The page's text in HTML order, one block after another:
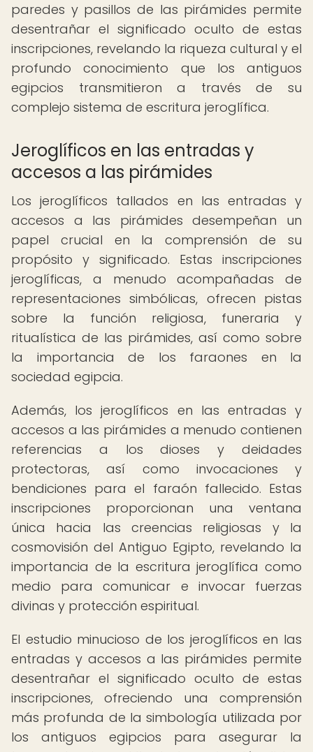
paredes y pasillos de las pirámides permite
desentrañar el significado oculto de estas
inscripciones, revelando la riqueza cultural y el
profundo conocimiento que los antiguos
egipcios transmitieron a través de su
complejo sistema de escritura jeroglífica.
Jeroglíficos en las entradas y
accesos a las pirámides
Los jeroglíficos tallados en las entradas y
accesos a las pirámides desempeñan un
papel crucial en la comprensión de su
propósito y significado. Estas inscripciones
jeroglíficas, a menudo acompañadas de
representaciones simbólicas, ofrecen pistas
sobre la función religiosa, funeraria y
ritualística de las pirámides, así como sobre
la importancia de los faraones en la
sociedad egipcia.
Además, los jeroglíficos en las entradas y
accesos a las pirámides a menudo contienen
referencias a los dioses y deidades
protectoras, así como invocaciones y
bendiciones para el faraón fallecido. Estas
inscripciones proporcionan una ventana
única hacia las creencias religiosas y la
cosmovisión del Antiguo Egipto, revelando la
importancia de la escritura jeroglífica como
medio para comunicar e invocar fuerzas
divinas y protección espiritual.
El estudio minucioso de los jeroglíficos en las
entradas y accesos a las pirámides permite
desentrañar el significado oculto de estas
inscripciones, ofreciendo una comprensión
más profunda de la simbología utilizada por
los antiguos egipcios para asegurar la